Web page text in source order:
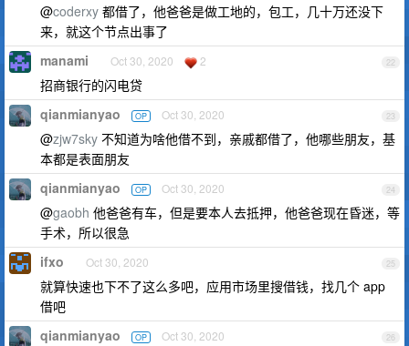
@coderxy 都借了，他爸爸是做工地的，包工，几十万还没下
来，就这个节点出事了
22
manami Oct 30, 2020 2
招商银行的闪电贷
23
qianmianyao OP Oct 30, 2020
@zjw7sky 不知道为啥他借不到，亲戚都借了，他哪些朋友，基
本都是表面朋友
24
qianmianyao OP Oct 30, 2020
@gaobh 他爸爸有车，但是要本人去抵押，他爸爸现在昏迷，等
手术，所以很急
25
ifxo Oct 30, 2020
就算快速也下不了这么多吧，应用市场里搜借钱，找几个 app
借吧
26
qianmianyao OP Oct 30, 2020